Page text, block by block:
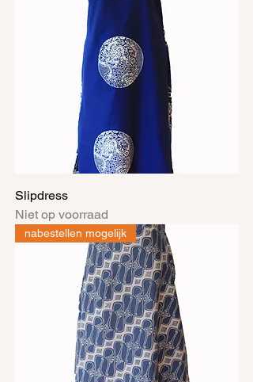
Slipdress
Niet op voorraad
nabestellen mogelijk